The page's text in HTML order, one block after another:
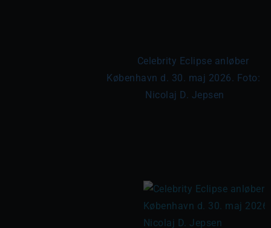
København d. 30. maj 2026. Foto:
Nicolaj D. Jepsen